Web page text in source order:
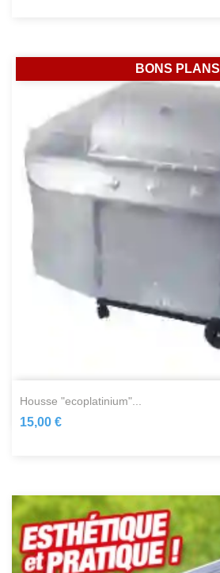
housse "ecoplatinium"...
15,00 €
BONS PLANS